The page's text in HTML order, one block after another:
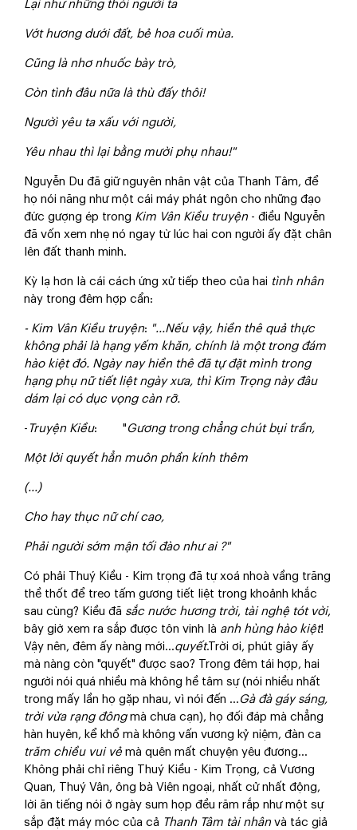
Lại như những thói người ta
Vớt hương dưới đất, bẻ hoa cuối mùa.
Cũng là nhơ nhuốc bày trò,
Còn tình đâu nữa là thù đấy thôi!
Ngườì yêu ta xấu với người,
Yêu nhau thì lại bằng mười phụ nhau!"
Nguyễn Du đã giữ nguyên nhân vật của Thanh Tâm, để
họ nói năng như một cái máy phát ngôn cho những đạo
đức gượng ép trong Kim Vân Kiều truyện - điều Nguyễn
đã vốn xem nhẹ nó ngay từ lúc hai con người ấy đặt chân
lên đất thanh minh.
Kỳ lạ hơn là cái cách ứng xử tiếp theo của hai tình nhân
này trong đêm hợp cẩn:
- Kim Vân Kiều truyện: "...Nếu vậy, hiền thê quả thực
không phải là hạng yếm khăn, chính là một trong đám
hào kiệt đó. Ngày nay hiền thê đã tự đặt mình trong
hạng phụ nữ tiết liệt ngày xưa, thì Kim Trọng này đâu
dám lại có dục vọng càn rỡ.
- Truyện Kiều: " Gương trong chẳng chút bụi trần,
Một lời quyết hẳn muôn phần kính thêm
(...)
Cho hay thục nữ chí cao,
Phải người sớm mận tối đào như ai ?"
Có phải Thuý Kiều - Kim trọng đã tự xoá nhoà vầng trăng
thề thốt để treo tấm gương tiết liệt trong khoảnh khắc
sau cùng? Kiều đã sắc nước hương trời, tài nghệ tót vời,
bây giờ xem ra sắp được tôn vinh là anh hùng hào kiệt!
Vậy nên, đêm ấy nàng mới...quyết.Trời ơi, phút giây ấy
mà nàng còn "quyết" được sao? Trong đêm tái hợp, hai
người nói quá nhiều mà không hề tâm sự (nói nhiều nhất
trong mấy lần họ gặp nhau, vì nói đến ... Gà đà gáy sáng,
trời vừa rạng đôngmà chưa cạn), họ đối đáp mà chẳng
hàn huyên, kể khổ mà không vấn vương kỷ niệm, đàn ca
trăm chiều vui vẻ mà quên mất chuyện yêu đương...
Không phải chỉ riêng Thuý Kiều - Kim Trọng, cả Vương
Quan, Thuý Vân, ông bà Viên ngoại, nhất cử nhất động,
lời ăn tiếng nói ở ngày sum họp đều răm rắp như một sự
sắp đặt máy móc của cả Thanh Tâm tài nhân và tác giả